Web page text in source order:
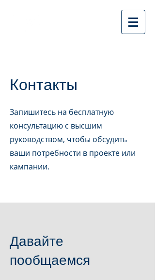
Контакты
Запишитесь на бесплатную
консультацию с высшим
руководством, чтобы обсудить
ваши потребности в проекте или
кампании.
Давайте
пообщаемся